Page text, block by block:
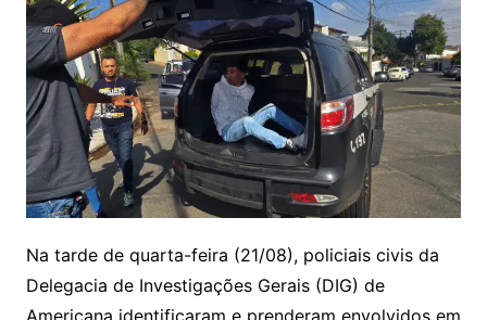
Na tarde de quarta-feira (21/08), policiais civis da
Delegacia de Investigações Gerais (DIG) de
Americana identificaram e prenderam envolvidos em